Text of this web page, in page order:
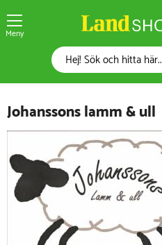
Meny
Johanssons lamm & ull